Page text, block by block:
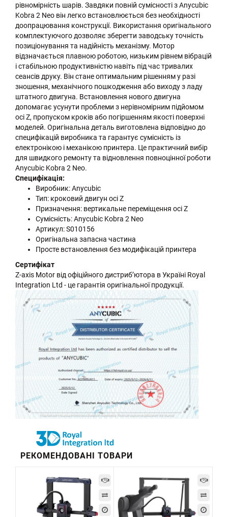
рівномірність шарів. Завдяки повній сумісності з Anycubic
Kobra 2 Neo він легко встановлюється без необхідності
доопрацювання конструкції. Використання оригінального
комплектуючого дозволяє зберегти заводську точність
позиціонування та надійність механізму. Мотор
відзначається плавною роботою, низьким рівнем вібрацій
і стабільною продуктивністю навіть під час тривалих
сеансів друку. Він стане оптимальним рішенням у разі
зношення, механічного пошкодження або виходу з ладу
штатного двигуна. Встановлення нового двигуна
допомагає усунути проблеми з нерівномірним підйомом
осі Z, пропуском кроків або погіршенням якості поверхні
моделей. Оригінальна деталь виготовлена відповідно до
специфікацій виробника та гарантує сумісність із
електронікою і механікою принтера. Це практичний вибір
для швидкого ремонту та відновлення повноцінної роботи
Anycubic Kobra 2 Neo.
Специфікація:
Виробник: Anycubic
Тип: кроковий двигун осі Z
Призначення: вертикальне переміщення осі Z
Сумісність: Anycubic Kobra 2 Neo
Артикул: S010156
Оригінальна запасна частина
Просте встановлення без модифікацій принтера
Сертифікат
Z-axis Motor від офіційного дистриб’ютора в Україні Royal
Integration Ltd - це гарантія оригінальної продукції.
РЕКОМЕНДОВАНІ ТОВАРИ